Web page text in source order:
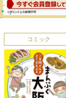
コミック